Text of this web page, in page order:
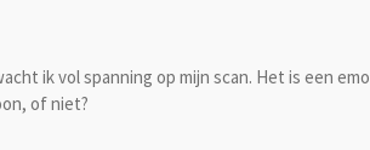
ik vol spanning op mijn scan. Het is een
of niet?